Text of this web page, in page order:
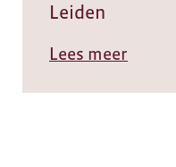
Leiden
Lees meer